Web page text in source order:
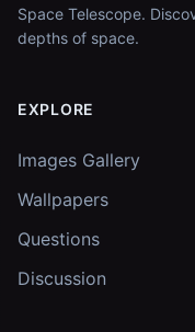
Space Telescope.
depths of space.
EXPLORE
Images Gallery
Wallpapers
Questions
Discussion